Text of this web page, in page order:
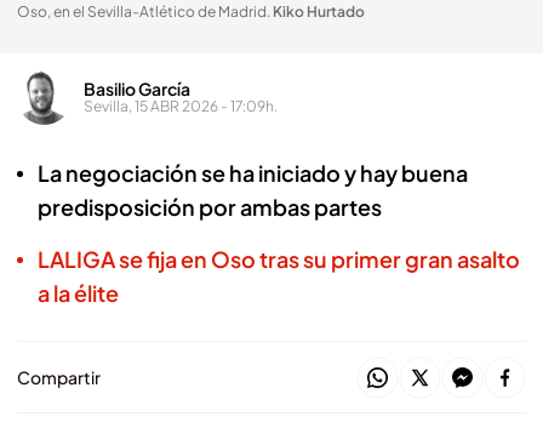
Oso, en el Sevilla-Atlético de Madrid. Kiko Hurtado
Basilio García
Sevilla, 15 ABR 2026 - 17:09h.
La negociación se ha iniciado y hay buena
predisposición por ambas partes
LALIGA se fija en Oso tras su primer gran asalto
a la élite
Compartir